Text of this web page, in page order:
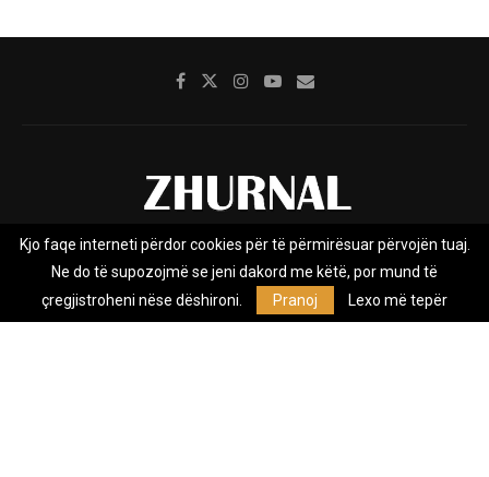
Rreth nesh Impresumi Marketing
Kontakt
Privacy Policy
Zhurnal.mk është Agjenci e Lajmeve e pavarur, e themeluar në vitin
Kjo faqe interneti përdor cookies për të përmirësuar përvojën tuaj.
Ne do të supozojmë se jeni dakord me këtë, por mund të
çregjistroheni nëse dëshironi.
Pranoj Lexo më tepër